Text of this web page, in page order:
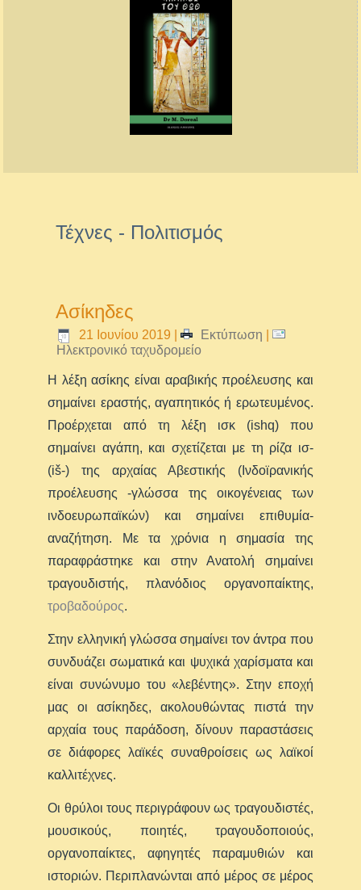
Τέχνες - Πολιτισμός
Ασίκηδες
21 Ιουνίου 2019 | Εκτύπωση
Ηλεκτρονικό ταχυδρομείο
Η λέξη ασίκης είναι αραβικής προέλευσης και
σημαίνει εραστής, αγαπητικός ή ερωτευμένος.
Προέρχεται από τη λέξη ισκ (ishq) που
σημαίνει αγάπη, και σχετίζεται με τη ρίζα ισ-
(iš-) της αρχαίας Αβεστικής (Ινδοϊρανικής
προέλευσης -γλώσσα της οικογένειας των
ινδοευρωπαϊκών) και σημαίνει επιθυμία-
αναζήτηση. Με τα χρόνια η σημασία της
παραφράστηκε και στην Ανατολή σημαίνει
τραγουδιστής, πλανόδιος οργανοπαίκτης,
τροβαδούρος.
Στην ελληνική γλώσσα σημαίνει τον άντρα που
συνδυάζει σωματικά και ψυχικά χαρίσματα και
είναι συνώνυμο του «λεβέντης». Στην εποχή
μας οι ασίκηδες, ακολουθώντας πιστά την
αρχαία τους παράδοση, δίνουν παραστάσεις
σε διάφορες λαϊκές συναθροίσεις ως λαϊκοί
καλλιτέχνες.
Οι θρύλοι τους περιγράφουν ως τραγουδιστές,
μουσικούς, ποιητές, τραγουδοποιούς,
οργανοπαίκτες, αφηγητές παραμυθιών και
ιστοριών. Περιπλανώνται από μέρος σε μέρος